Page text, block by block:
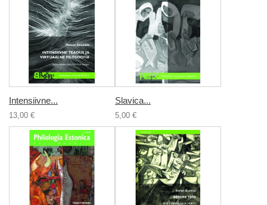
Intensiivne...
13,00 €
Slavica...
5,00 €